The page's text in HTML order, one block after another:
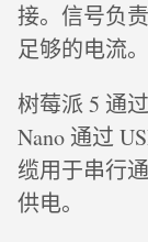
接。信号负
足够的电流。
树莓派 5 通
Nano 通过
缆用于串行
供电。